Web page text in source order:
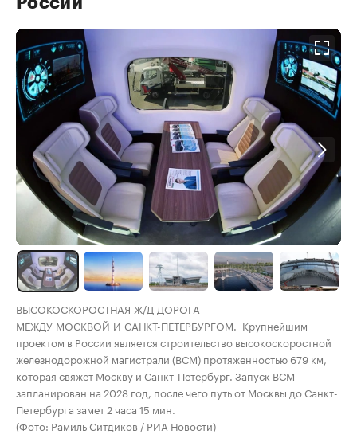
ВЫСОКОСКОРОСТНАЯ Ж/Д ДОРОГА
МЕЖДУ МОСКВОЙ И САНКТ-ПЕТЕРБУРГОМ. Крупнейшим
проектом в России является строительство высокоскоростной
железнодорожной магистрали (ВСМ) протяженностью 679 км,
которая свяжет Москву и Санкт-Петербург. Запуск ВСМ
запланирован на 2028 год, после чего путь от Москвы до Санкт-
Петербурга замет 2 часа 15 мин.
(Фото: Рамиль Ситдиков / РИА Новости)